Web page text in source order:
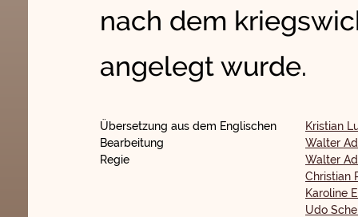
nach dem
angelegt wurde.
Übersetzung aus dem Englischen
Kristian
Bearbeitung
Walter
Regie
Walter
Christian
Karoline
Udo